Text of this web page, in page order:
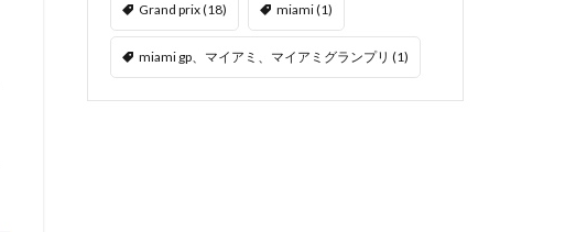
Grand prix(18) miami(1)
miami gp、マイアミ、マイアミグランプリ (1)